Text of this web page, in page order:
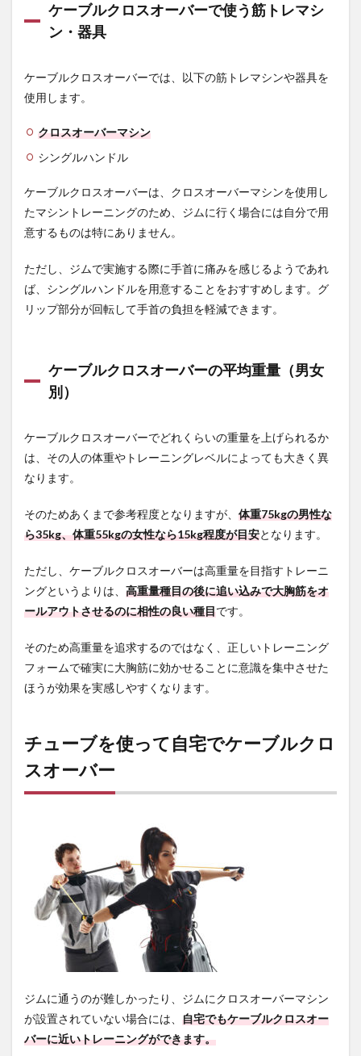
3.2
大胸
ミド
ルケ
ーブ
ロス
バー
3.3
大胸
筋上
部：
ブル
クロ
スオ
ケー
ブル
ーバ
ーの
量・
の目
安
に合
わせ
て重
を設
定す
る
ト数
は2～
3回が
目安
クロ
スオ
ーバ
ーの
効果
5.1
コツ1.
エア
ーで
ケーブルクロスオーバーで使う筋トレマシ
ン・器具
ケーブルクロスオーバーでは、以下の筋トレマシンや器具を
使用します。
クロスオーバーマシン
シングルハンドル
ケーブルクロスオーバーは、クロスオーバーマシンを使用し
たマシントレーニングのため、ジムに行く場合には自分で用
意するものは特にありません。
ただし、ジムで実施する際に手首に痛みを感じるようであれ
ば、シングルハンドルを用意することをおすすめします。グ
リップ部分が回転して手首の負担を軽減できます。
ケーブルクロスオーバーの平均重量（男女
別）
ケーブルクロスオーバーでどれくらいの重量を上げられるか
は、その人の体重やトレーニングレベルによっても大きく異
なります。
そのためあくまで参考程度となりますが、 体重75kgの男性な
ら35kg、体重55kgの女性なら15kg程度が目安となります。
ただし、ケーブルクロスオーバーは高重量を目指すトレーニ
ングというよりは、 高重量種目の後に追い込みで大胸筋をオ
ールアウトさせるのに相性の良い種目です。
そのため高重量を追求するのではなく、正しいトレーニング
フォームで確実に大胸筋に効かせることに意識を集中させた
ほうが効果を実感しやすくなります。
チューブを使って自宅でケーブルクロ
スオーバー
ジムに通うのが難しかったり、ジムにクロスオーバーマシン
が設置されていない場合には、 自宅でもケーブルクロスオー
バーに近いトレーニングができます。